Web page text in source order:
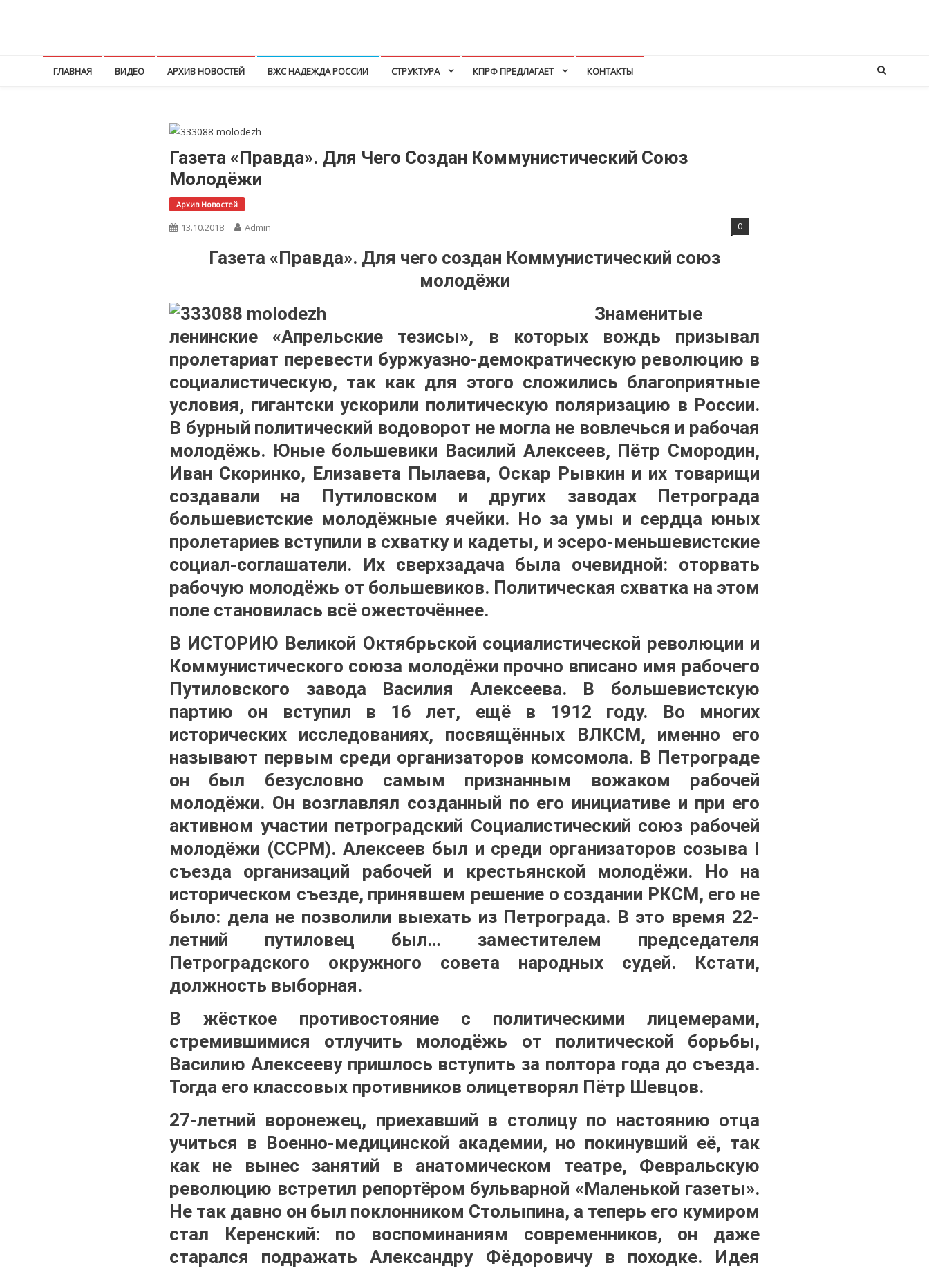
ГЛАВНАЯ ВИДЕО АРХИВ НОВОСТЕЙ ВЖС НАДЕЖДА РОССИИ СТРУКТУРА КПРФ ПРЕДЛАГАЕТ КОНТАКТЫ
Газета «Правда». Для Чего Создан Коммунистический Союз
Молодёжи
Архив Новостей
13.10.2018 Admin 0
Газета «Правда». Для чего создан Коммунистический союз
молодёжи
Знаменитые
ленинские «Апрельские тезисы», в которых вождь призывал
пролетариат перевести буржуазно-демократическую революцию в
социалистическую, так как для этого сложились благоприятные
условия, гигантски ускорили политическую поляризацию в России.
В бурный политический водоворот не могла не вовлечься и рабочая
молодёжь. Юные большевики Василий Алексеев, Пётр Смородин,
Иван Скоринко, Елизавета Пылаева, Оскар Рывкин и их товарищи
создавали на Путиловском и других заводах Петрограда
большевистские молодёжные ячейки. Но за умы и сердца юных
пролетариев вступили в схватку и кадеты, и эсеро-меньшевистские
социал-соглашатели. Их сверхзадача была очевидной: оторвать
рабочую молодёжь от большевиков. Политическая схватка на этом
поле становилась всё ожесточённее.
В ИСТОРИЮ Великой Октябрьской социалистической революции и
Коммунистического союза молодёжи прочно вписано имя рабочего
Путиловского завода Василия Алексеева. В большевистскую
партию он вступил в 16 лет, ещё в 1912 году. Во многих
исторических исследованиях, посвящённых ВЛКСМ, именно его
называют первым среди организаторов комсомола. В Петрограде
он был безусловно самым признанным вожаком рабочей
молодёжи. Он возглавлял созданный по его инициативе и при его
активном участии петроградский Социалистический союз рабочей
молодёжи (ССРМ). Алексеев был и среди организаторов созыва I
съезда организаций рабочей и крестьянской молодёжи. Но на
историческом съезде, принявшем решение о создании РКСМ, его не
было: дела не позволили выехать из Петрограда. В это время 22-
летний путиловец был… заместителем председателя
Петроградского окружного совета народных судей. Кстати,
должность выборная.
В жёсткое противостояние с политическими лицемерами,
стремившимися отлучить молодёжь от политической борьбы,
Василию Алексееву пришлось вступить за полтора года до съезда.
Тогда его классовых противников олицетворял Пётр Шевцов.
27-летний воронежец, приехавший в столицу по настоянию отца
учиться в Военно-медицинской академии, но покинувший её, так
как не вынес занятий в анатомическом театре, Февральскую
революцию встретил репортёром бульварной «Маленькой газеты».
Не так давно он был поклонником Столыпина, а теперь его кумиром
стал Керенский: по воспоминаниям современников, он даже
старался подражать Александру Фёдоровичу в походке. Идея